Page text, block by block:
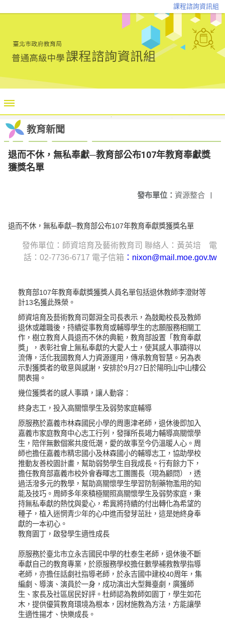
課程諮詢資訊組
教育新聞
退而不休，無私奉獻─教育部公布107年教育奉獻獎
獲獎名單
發布單位： 資源整合 |
退而不休，無私奉獻─教育部公布107年教育奉獻獎獲獎名單
發佈單位：師資培育及藝術教育司 聯絡人：黃英培 電
話：02-7736-6717 電子信箱 ：nixon@mail.moe.gov.tw
教育部107年教育奉獻獎獲獎人員名單包括退休教師李澄財等
計13名獲此殊榮。
師資培育及藝術教育司鄭淵全司長表示，為鼓勵校長及教師
退休或離職後，持續從事教育或輔導學生的志願服務相關工
作，樹立教育人員退而不休的典範，教育部設置「教育奉獻
獎」，表彰社會上無私奉獻的大愛人士，使其感人事蹟得以
流傳，活化我國教育人力資源運用，傳承教育智慧。另為表
示對獲獎者的敬意與感謝，安排於9月27日於陽明山中山樓公
開表揚。
幾位獲獎者的感人事蹟，讓人動容：
終身志工，投入高關懷學生及弱勢家庭輔導
原服務於嘉義市林森國民小學的周惠津老師，退休後即加入
嘉義市家庭教育中心志工行列，發揮所長竭力輔導高關懷學
生，陪伴無數個案共度低潮，愛的故事至今仍溫暖人心。周
師也擔任嘉義市精忠國小及林森國小的輔導志工，協助學校
推動友善校園計畫，幫助弱勢學生自我成長。行有餘力下，
擔任教育部嘉義市校外會春暉志工團團長（現為顧問），透
過活潑多元的教學，幫助高關懷學生學習防制藥物濫用的知
能及技巧。周師多年來積極關照高關懷學生及弱勢家庭，秉
持無私奉獻的熱忱與愛心，希冀將持續的付出轉化為希望的
種子，植入迷惘青少年的心中進而發芽茁壯，這是她終身奉
獻的一本初心。
教育園丁，啟發學生適性成長
原服務於臺北市立永吉國民中學的杜泰生老師，退休後不斷
奉獻自己的教育專業，於原服務學校擔任數學補救教學指導
老師，亦擔任話劇社指導老師，於永吉國中建校40周年，集
編劇、導演、演員於一身，成功演出大型舞臺劇，廣獲師
生、家長及社區居民好評。杜師認為教師如園丁，學生如花
木，提供優質教育環境為根本，因材施教為方法，方能讓學
生適性揚才、快樂成長。